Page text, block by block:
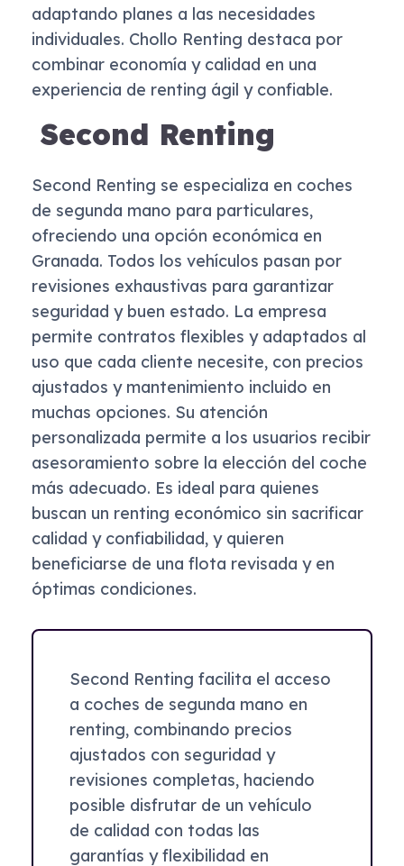
adaptando planes a las necesidades
individuales. Chollo Renting destaca por
combinar economía y calidad en una
experiencia de renting ágil y confiable.
Second Renting
Second Renting se especializa en coches
de segunda mano para particulares,
ofreciendo una opción económica en
Granada. Todos los vehículos pasan por
revisiones exhaustivas para garantizar
seguridad y buen estado. La empresa
permite contratos flexibles y adaptados al
uso que cada cliente necesite, con precios
ajustados y mantenimiento incluido en
muchas opciones. Su atención
personalizada permite a los usuarios recibir
asesoramiento sobre la elección del coche
más adecuado. Es ideal para quienes
buscan un renting económico sin sacrificar
calidad y confiabilidad, y quieren
beneficiarse de una flota revisada y en
óptimas condiciones.
Second Renting facilita el acceso
a coches de segunda mano en
renting, combinando precios
ajustados con seguridad y
revisiones completas, haciendo
posible disfrutar de un vehículo
de calidad con todas las
garantías y flexibilidad en